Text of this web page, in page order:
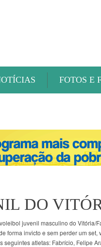
FOTOS E
DO
juvenil masculino do Vitória/
forma invicto e sem perder um
seguintes atletas: Fabrício, Felipe